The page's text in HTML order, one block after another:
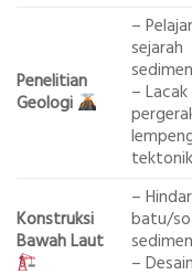
Penelitian
Geologi
–
sejarah
– Lacak
tektonik
Konstruksi
Bawah Laut
–
batu/
– Desain